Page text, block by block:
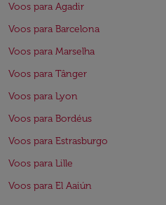
Voos para Agadir
Voos para Barcelona
Voos para Marselha
Voos para Tânger
Voos para Lyon
Voos para Bordéus
Voos para Estrasburgo
Voos para Lille
Voos para El Aaiún